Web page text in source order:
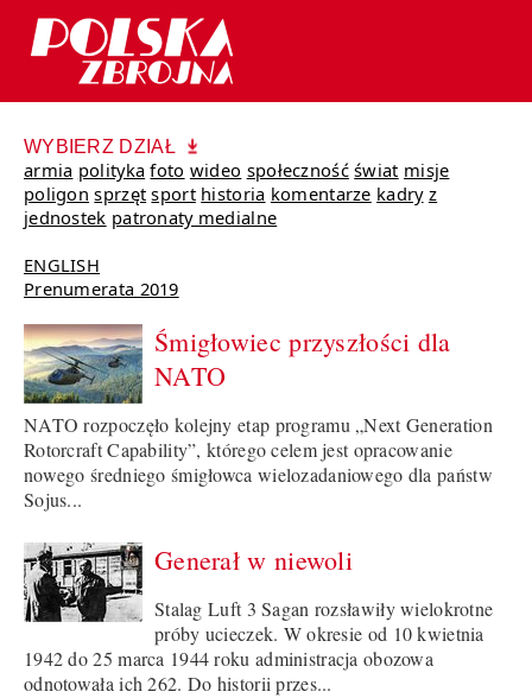
WYBIERZ DZIAŁ
armia polityka foto wideo społeczność świat misje
poligon sprzęt sport historia komentarze kadry z
jednostek patronaty medialne
ENGLISH
Prenumerata 2019
Śmigłowiec przyszłości dla
NATO
NATO rozpoczęło kolejny etap programu „Next Generation
Rotorcraft Capability”, którego celem jest opracowanie
nowego średniego śmigłowca wielozadaniowego dla państw
Sojus...
Generał w niewoli
Stalag Luft 3 Sagan rozsławiły wielokrotne
próby ucieczek. W okresie od 10 kwietnia
1942 do 25 marca 1944 roku administracja obozowa
odnotowała ich 262. Do historii przes...